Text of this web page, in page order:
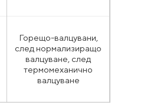
Горещо-валцувани,
след нормализиращо
валцуване, след
термомеханично
валцуване